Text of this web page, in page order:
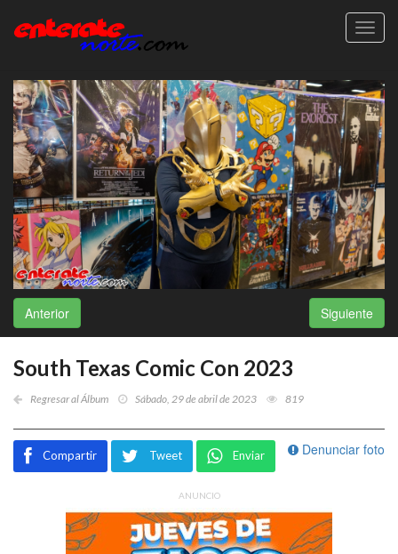
Anterior Siguiente
South Texas Comic Con 2023
Regresar al Álbum Sábado, 29 de abril de 2023 819
Denunciar foto
Compartir Tweet Enviar
ANUNCIO